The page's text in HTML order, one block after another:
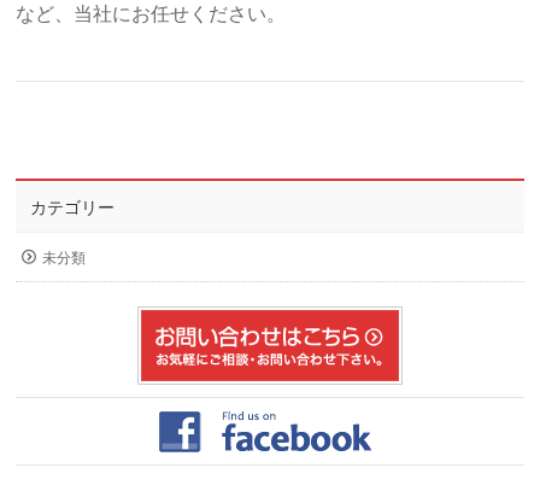
など、当社にお任せください。
カテゴリー
未分類